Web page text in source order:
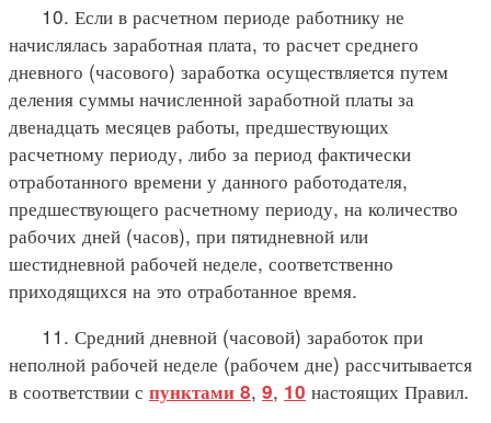
10. Если в расчетном периоде работнику не
начислялась заработная плата, то расчет среднего
дневного (часового) заработка осуществляется путем
деления суммы начисленной заработной платы за
двенадцать месяцев работы, предшествующих
расчетному периоду, либо за период фактически
отработанного времени у данного работодателя,
предшествующего расчетному периоду, на количество
рабочих дней (часов), при пятидневной или
шестидневной рабочей неделе, соответственно
приходящихся на это отработанное время.
11. Средний дневной (часовой) заработок при
неполной рабочей неделе (рабочем дне) рассчитывается
в соответствии с пунктами 8, 9, 10 настоящих Правил.